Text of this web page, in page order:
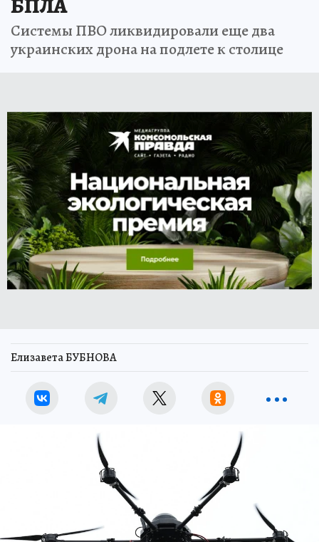
БПЛА
Системы ПВО ликвидировали еще два
украинских дрона на подлете к столице
Елизавета БУБНОВА